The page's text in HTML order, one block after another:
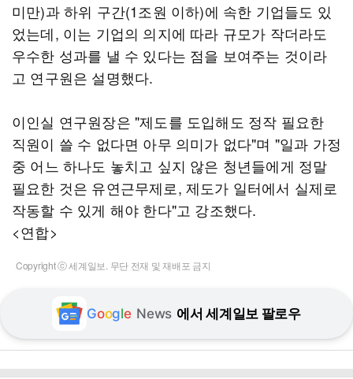
미만)과 하위 구간(1조원 이하)에 속한 기업들도 있
었는데, 이는 기업의 의지에 따라 규모가 작더라도
우수한 성과를 낼 수 있다는 점을 보여주는 것이라
고 연구원은 설명했다.
이인실 연구원장은 "제도를 도입해도 정작 필요한
직원이 쓸 수 없다면 아무 의미가 없다"며 "일과 가정
중 어느 하나도 놓치고 싶지 않은 청년들에게 정말
필요한 것은 유연근무제로, 제도가 일터에서 실제로
작동할 수 있게 해야 한다"고 강조했다.
<연합>
Copyright ⓒ 세계일보. 무단 전재 및 재배포 금지
Google News 에서 세계일보 팔로우